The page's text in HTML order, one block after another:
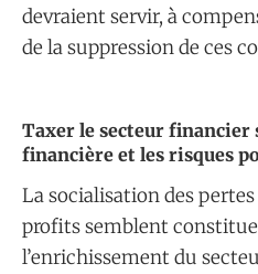
devraient servir, à
de la suppression de ces
​Taxer le secteur financier
financière et les risques
La socialisation des
profits semblent
l’enrichissement du